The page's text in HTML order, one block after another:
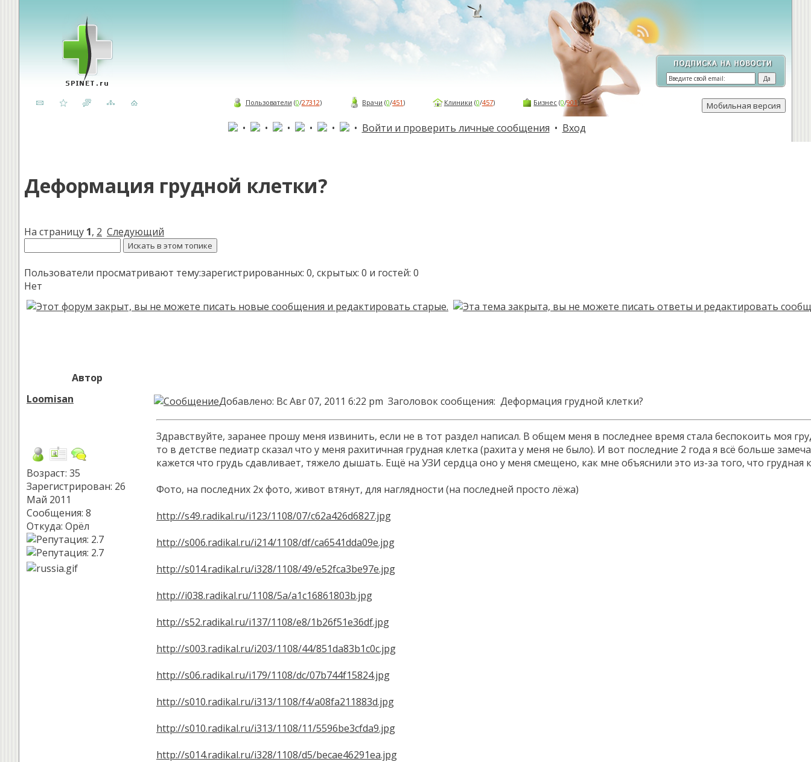
Пользователи (0/27312) Врачи (0/451) Клиники (0/457) Бизнес (0/901)
• • • • • • Войти и проверить личные сообщения • Вход
Деформация грудной клетки?
На страницу 1, 2 Следующий
Пользователи просматривают тему:зарегистрированных: 0, скрытых: 0 и гостей: 0
Нет
Автор
Loomisan
Возраст: 35
Зарегистрирован: 26
Май 2011
Сообщения: 8
Откуда: Орёл
Добавлено: Вс Авг 07, 2011 6:22 pm Заголовок сообщения: Деформация грудной клетки?
Здравствуйте, заранее прошу меня извинить, если не в тот раздел написал. В общем меня в последнее время стала беспокоить
то в детстве педиатр сказал что у меня рахитичная грудная клетка (рахита у меня не было). И вот последние 2 года я всё больше
кажется что грудь сдавливает, тяжело дышать. Ещё на УЗИ сердца оно у меня смещено, как мне объяснили это из-за того, что
Фото, на последних 2х фото, живот втянут, для наглядности (на последней просто лёжа)
http://s49.radikal.ru/i123/1108/07/c62a426d6827.jpg
http://s006.radikal.ru/i214/1108/df/ca6541dda09e.jpg
http://s014.radikal.ru/i328/1108/49/e52fca3be97e.jpg
http://i038.radikal.ru/1108/5a/a1c16861803b.jpg
http://s52.radikal.ru/i137/1108/e8/1b26f51e36df.jpg
http://s003.radikal.ru/i203/1108/44/851da83b1c0c.jpg
http://s06.radikal.ru/i179/1108/dc/07b744f15824.jpg
http://s010.radikal.ru/i313/1108/f4/a08fa211883d.jpg
http://s010.radikal.ru/i313/1108/11/5596be3cfda9.jpg
http://s014.radikal.ru/i328/1108/d5/becae46291ea.jpg